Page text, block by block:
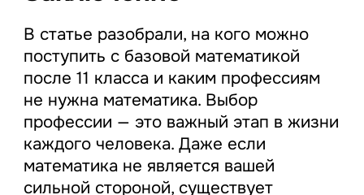
В статье разобрали, на кого можно
поступить с базовой математикой
после 11 класса и каким профессиям
не нужна математика. Выбор
профессии — это важный этап в жизни
каждого человека. Даже если
математика не является вашей
сильной стороной, существует